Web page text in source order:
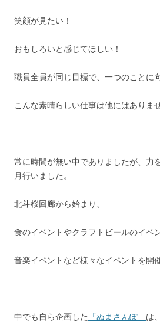
笑顔が見たい！
おもしろいと感じてほしい！
職員全員が同じ目標で、一つのことに
こんな素晴らしい仕事は他にはありませ
常に時間が無い中でありましたが、力
月行いました。
北斗桜回廊から始まり、
食のイベントやクラフトビールのイベン
音楽イベントなど様々なイベントを開
中でも自ら企画した 「ぬまさんぽ」 は、